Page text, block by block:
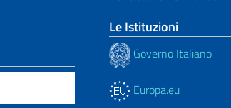
Le Istituzioni
Governo Italiano
Europa.eu